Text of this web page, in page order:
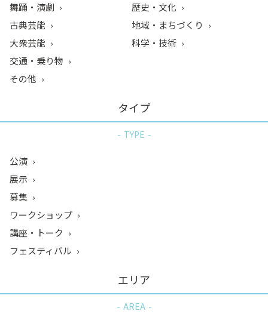
舞踊・演劇
古典芸能
大衆芸能
歴史・文化
地域・まちづくり
科学・技術
交通・乗り物
その他
タイプ
TYPE
公演
展示
募集
ワークショップ
講座・トーク
フェスティバル
エリア
AREA